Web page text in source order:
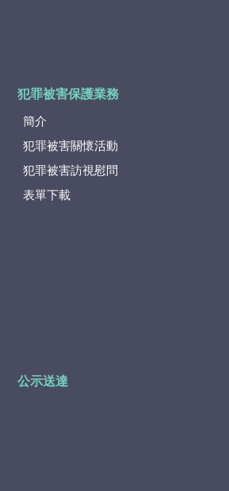
犯罪被害保護業務
簡介
犯罪被害關懷活動
犯罪被害訪視慰問
表單下載
公示送達